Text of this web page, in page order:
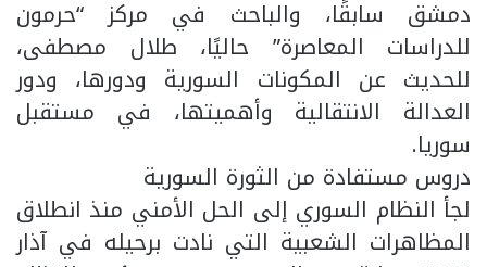
دمشق سابقًا، والباحث في مركز “حرمون
للدراسات المعاصرة” حاليًا، طلال مصطفى،
للحديث عن المكونات السورية ودورها، ودور
العدالة الانتقالية وأهميتها، في مستقبل
سوريا.
دروس مستفادة من الثورة السورية
لجأ النظام السوري إلى الحل الأمني منذ انطلاق
المظاهرات الشعبية التي نادت برحيله في آذار